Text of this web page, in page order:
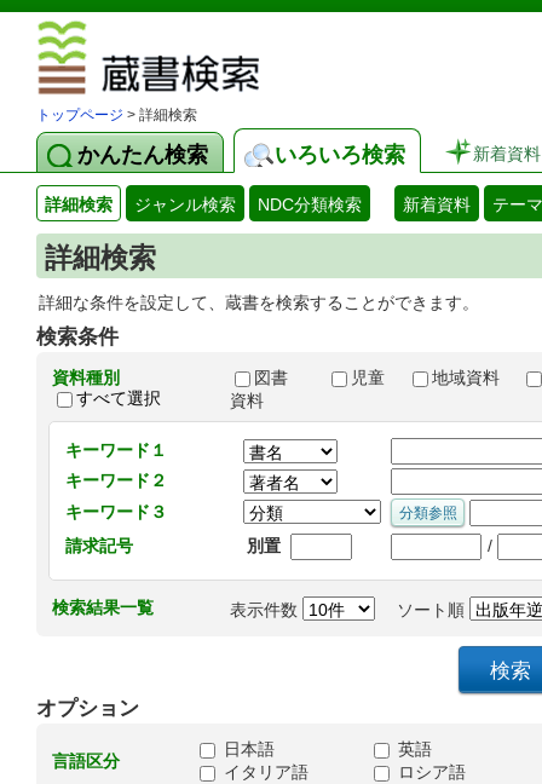
トップページ > 詳細検索
かんたん検索 いろいろ検索 新着資料
詳細検索 ジャンル検索 NDC分類検索 新着資料 テー
詳細検索
詳細な条件を設定して、蔵書を検索することができます。
検索条件
資料種別
すべて選択
図書 児童
地域資料
資料
キーワード１
キーワード２
キーワード３
請求記号
別置 /
検索結果一覧 表示件数 ソート順
オプション
言語区分
日本語
英語
イタリア語
ロシア語